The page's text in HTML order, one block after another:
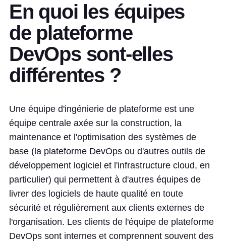
En quoi les équipes
de plateforme
DevOps sont-elles
différentes ?
Une équipe d'ingénierie de plateforme est une
équipe centrale axée sur la construction, la
maintenance et l'optimisation des systèmes de
base (la plateforme DevOps ou d'autres outils de
développement logiciel et l'infrastructure cloud, en
particulier) qui permettent à d'autres équipes de
livrer des logiciels de haute qualité en toute
sécurité et régulièrement aux clients externes de
l'organisation. Les clients de l'équipe de plateforme
DevOps sont internes et comprennent souvent des